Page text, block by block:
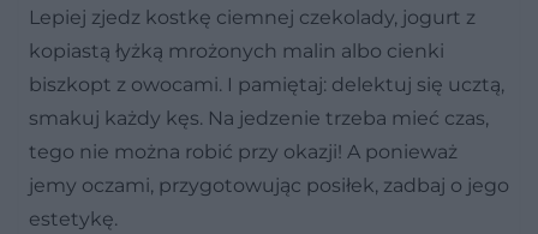
Lepiej zjedz kostkę ciemnej czekolady, jogurt z
kopiastą łyżką mrożonych malin albo cienki
biszkopt z owocami. I pamiętaj: delektuj się ucztą,
smakuj każdy kęs. Na jedzenie trzeba mieć czas,
tego nie można robić przy okazji! A ponieważ
jemy oczami, przygotowując posiłek, zadbaj o jego
estetykę.